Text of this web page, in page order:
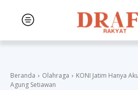
Beranda Olahraga
KONI Jatim Hanya
Agung Setiawan